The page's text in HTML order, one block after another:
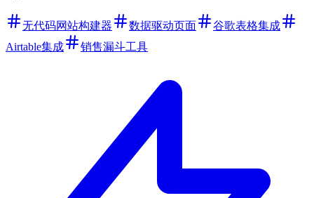
无代码网站构建器 数据驱动页面
谷歌表格集成
Airtable集成
销售漏斗工具